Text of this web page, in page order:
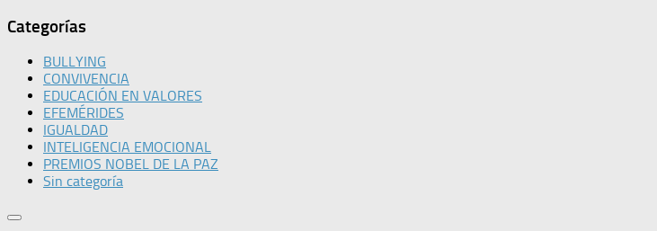
Categorías
BULLYING
CONVIVENCIA
EDUCACIÓN EN VALORES
EFEMÉRIDES
IGUALDAD
INTELIGENCIA EMOCIONAL
PREMIOS NOBEL DE LA PAZ
Sin categoría